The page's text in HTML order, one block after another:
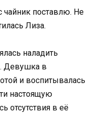
чайник поставлю. Не
Лиза.
наладить
Девушка в
и воспитывалась
настоящую
отсутствия в её